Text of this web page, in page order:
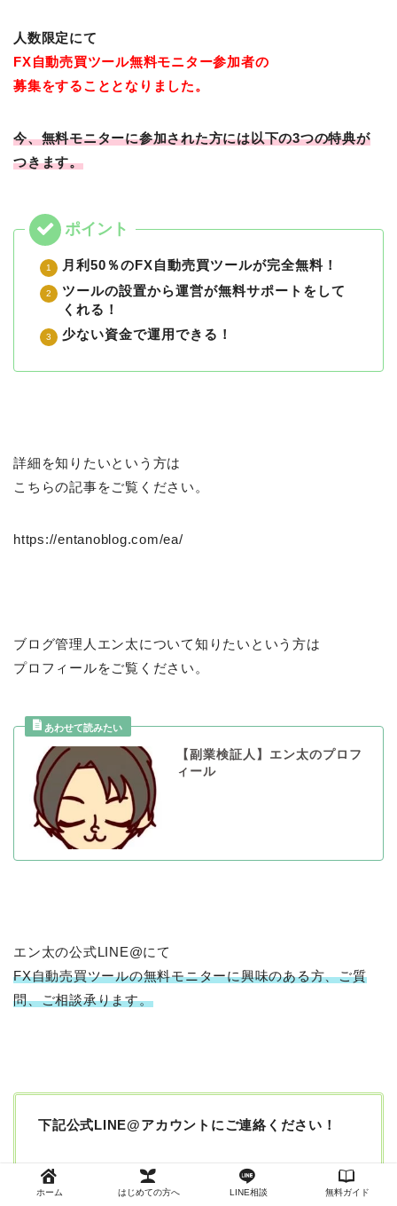
人数限定にて
FX自動売買ツール無料モニター参加者の
募集をすることとなりました。
今、無料モニターに参加された方には以下の3つの特典が
つきます。
月利50％のFX自動売買ツールが完全無料！
ツールの設置から運営が無料サポートをして
くれる！
少ない資金で運用できる！
詳細を知りたいという方は
こちらの記事をご覧ください。
https://entanoblog.com/ea/
ブログ管理人エン太について知りたいという方は
プロフィールをご覧ください。
【副業検証人】エン太のプロフ
ィール
エン太の公式LINE@にて
FX自動売買ツールの無料モニターに興味のある方、ご質
問、ご相談承ります。
下記公式LINE@アカウントにご連絡ください！
ホーム はじめての方へ LINE相談 無料ガイド